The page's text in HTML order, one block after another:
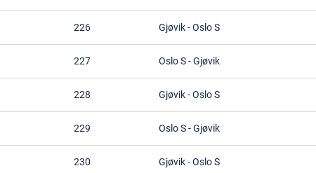
226 Gjøvik-Oslo S
227 Oslo S-Gjøvik
228 Gjøvik-Oslo S
229 Oslo S-Gjøvik
230 Gjøvik-Oslo S